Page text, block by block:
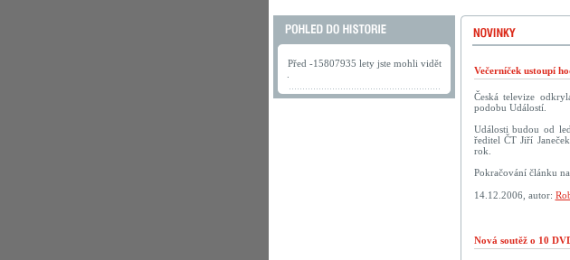
Před -15807935 lety jste mohli vidět
Večerníček ustoupí
Česká televize
podobu Událostí.
Události budou od
ředitel ČT Jiří
rok.
Pokračování článku na
14.12.2006, autor:
Nová soutěž o 10